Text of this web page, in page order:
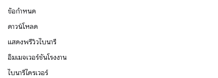
ข้อกำหนด
ดาวน์โหลด
แสดงพรีวิวไบนารี
อิมเมจเวอร์ชันโรงงาน
ไบนารีไดรเวอร์